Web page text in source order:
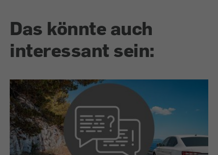
Das könnte auch
interessant sein: